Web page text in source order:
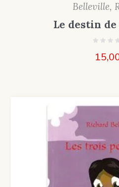
Belleville,
Le destin